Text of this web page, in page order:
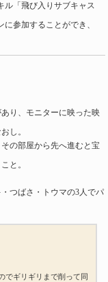
ル「飛び入りサブキャス
参加することができ、
り、モニターに映った映
し。
の部屋から先へ進むと宝
と。
つばさ・トウマの3人でパ
でギリギリまで削って同